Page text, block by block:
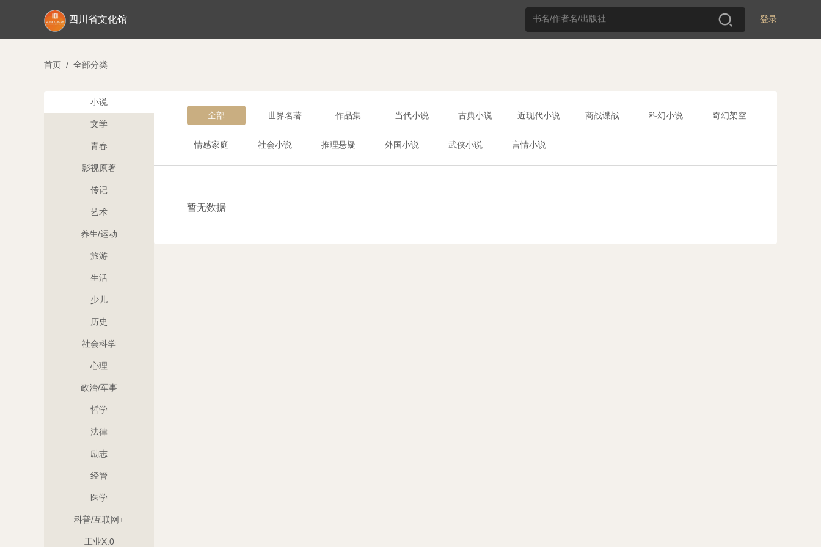
登录
四川省文化馆
首页 / 全部分类
小说
文学
青春
影视原著
传记
艺术
养生/运动
旅游
生活
少儿
历史
社会科学
心理
政治/军事
哲学
法律
励志
经管
医学
科普/互联网+
工业X.0
全部 世界名著 作品集 当代小说 古典小说 近现代小说 商战谍战 科幻小说 奇幻架空
情感家庭 社会小说 推理悬疑 外国小说 武侠小说 言情小说
暂无数据